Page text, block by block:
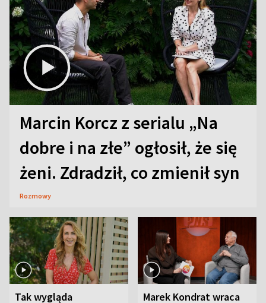
Marcin Korcz z serialu „Na
dobre i na złe” ogłosił, że się
żeni. Zdradził, co zmienił syn
Rozmowy
Tak wygląda Marek Kondrat wraca